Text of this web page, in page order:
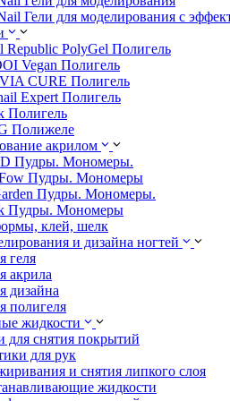
Гели для моделирования с
Republic PolyGel Полигель
Vegan Полигель
CURE Полигель
Expert Полигель
Полигель
Полижеле
акрилом
Пудры. Мономеры.
Пудры. Мономеры
Пудры. Мономеры.
Пудры. Мономеры
клей, шелк
и дизайна ногтей
геля
акрила
дизайна
полигеля
жидкости
для снятия покрытий
для рук
и снятия липкого слоя
жидкости